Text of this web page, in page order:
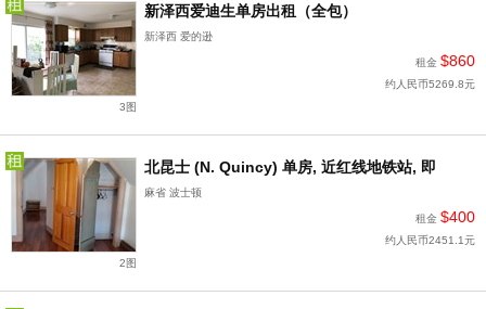
3图
新泽西爱迪生单房出租（全包）
新泽西 爱的逊
租金 $860
约人民币5269.8元
2图
北昆士 (N. Quincy) 单房, 近红线地铁站, 即
麻省 波士顿
租金 $400
约人民币2451.1元